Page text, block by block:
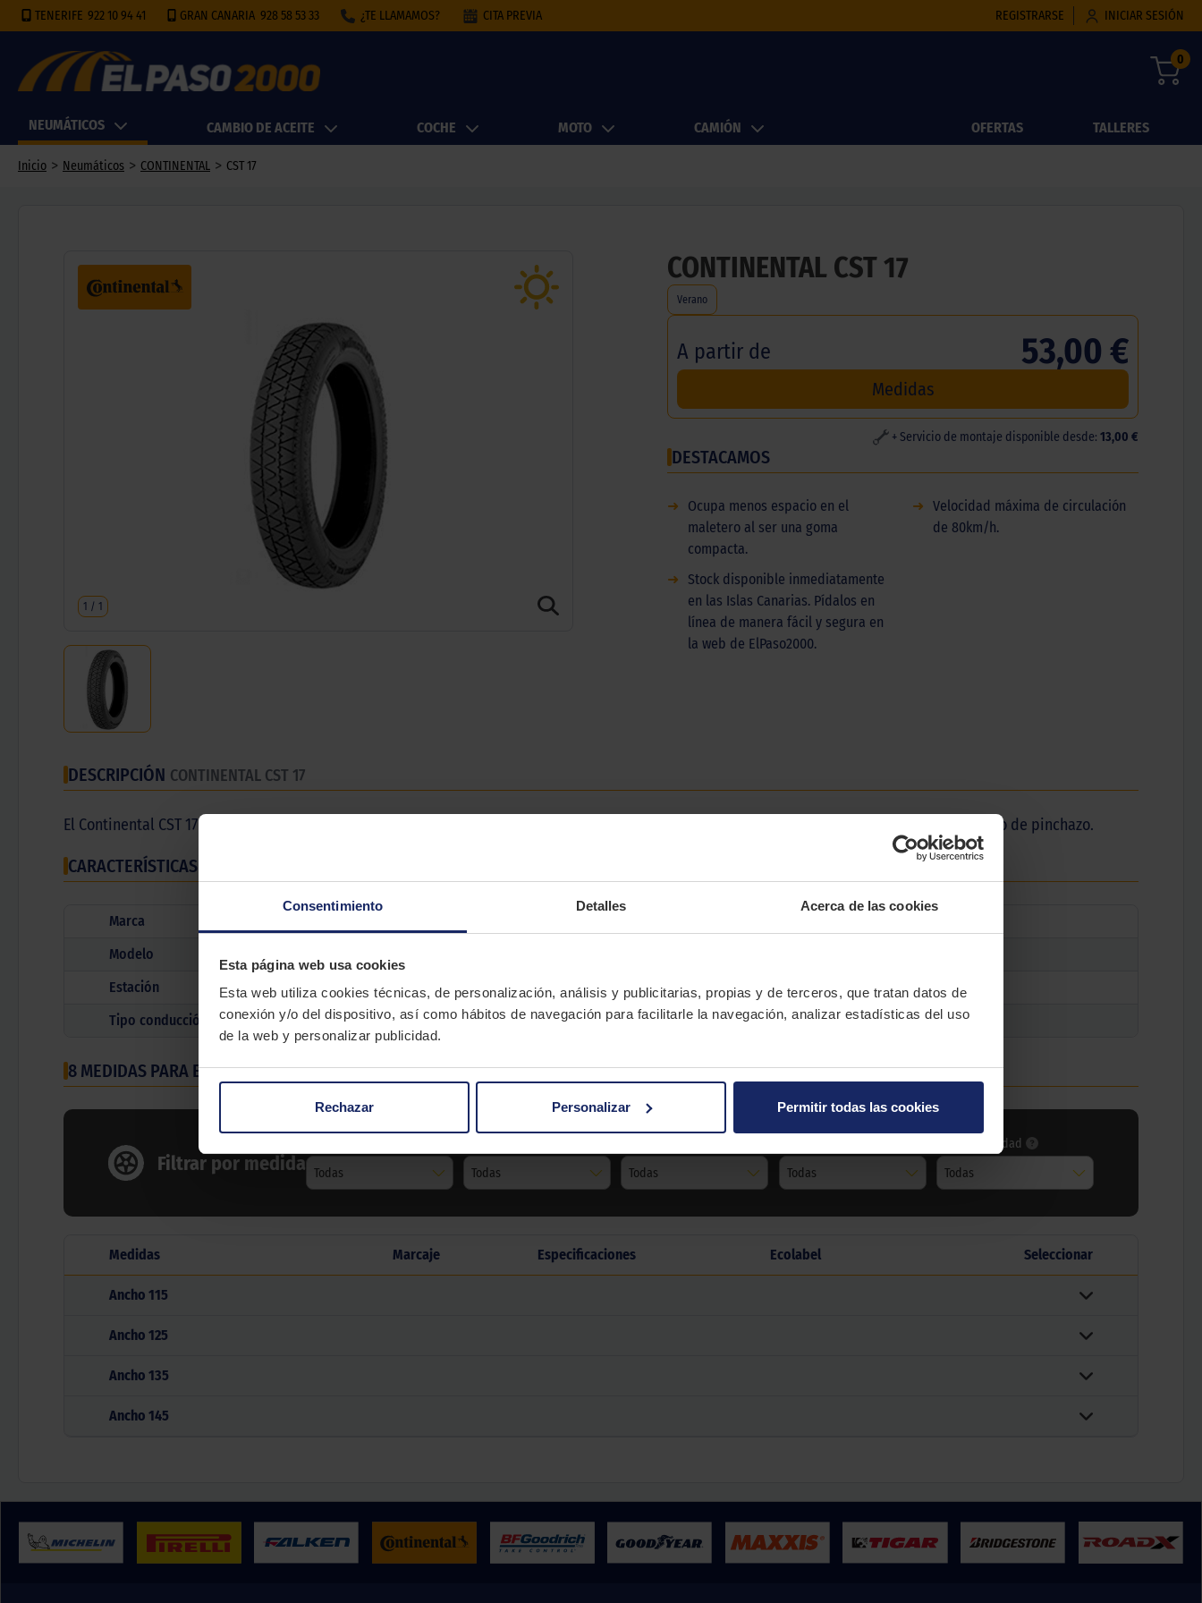
Consentimiento Detalles Acerca de las cookies
Esta página web usa cookies
Esta web utiliza cookies técnicas, de personalización, análisis y publicitarias, propias y de terceros, que tratan datos de
conexión y/o del dispositivo, así como hábitos de navegación para facilitarle la navegación, analizar estadísticas del uso
de la web y personalizar publicidad.
Rechazar Personalizar Permitir todas las cookies
TENERIFE 922 10 94 41 GRAN CANARIA 928 58 53 33 ¿TE LLAMAMOS? CITA PREVIA REGISTRARSE INICIAR SESIÓN
0
NEUMÁTICOS CAMBIO DE ACEITE COCHE MOTO CAMIÓN OFERTAS TALLERES
Inicio > Neumáticos > CONTINENTAL > CST 17
1 / 1
CONTINENTAL CST 17
Verano
A partir de 53,00 €
Medidas
+ Servicio de montaje disponible desde: 13,00 €
DESTACAMOS
➜
Ocupa menos espacio en el
maletero al ser una goma
compacta.
➜ Velocidad máxima de circulación
de 80km/h.
➜
Stock disponible inmediatamente
en las Islas Canarias. Pídalos en
línea de manera fácil y segura en
la web de ElPaso2000.
DESCRIPCIÓN CONTINENTAL CST 17
El Continental CST 17 es un neumático de repuesto para todo tipo de vehículos que le servirá para recuperar la movilidad de su vehículo en caso de pinchazo.
CARACTERÍSTICAS TÉCNICAS
Marca
Modelo
Estación
Verano
Tipo conducción
8 MEDIDAS PARA EL NEUMÁTICO CONTINENTAL CST 17
Filtrar por medida Todas
Todas
Todas
Todas
Índice velocidad
Todas
Medidas Marcaje Especificaciones Ecolabel Seleccionar
Ancho 115
Ancho 125
Ancho 135
Ancho 145